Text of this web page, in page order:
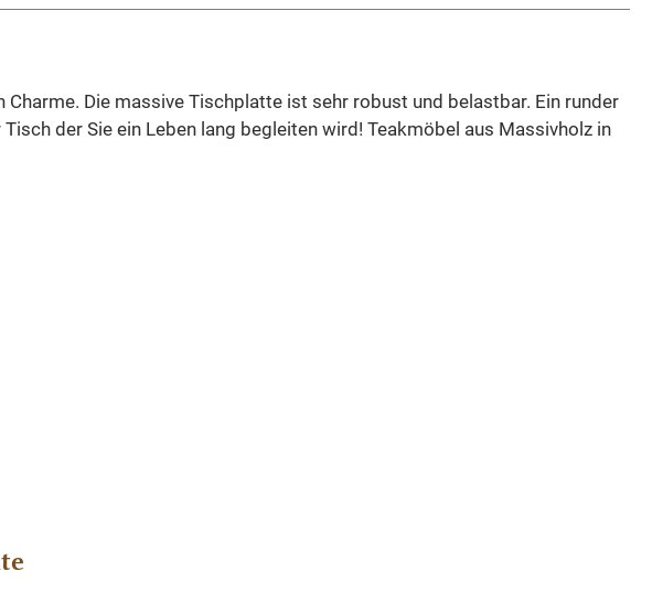
Die massive Tischplatte ist sehr robust und belastbar. Ein runder
der Sie ein Leben lang begleiten wird! Teakmöbel aus Massivholz in